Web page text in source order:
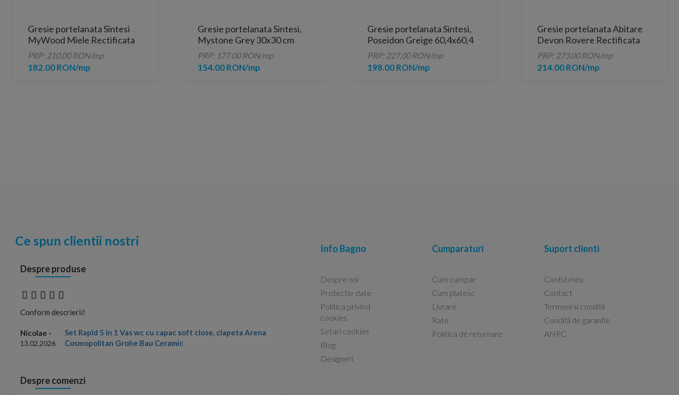
Gresie portelanata Sintesi
MyWood Miele Rectificata
80x20 cm
PRP: 210.00 RON/mp
182.00 RON/mp
Gresie portelanata Sintesi,
Mystone Grey 30x30 cm
PRP: 177.00 RON/mp
154.00 RON/mp
Gresie portelanata Sintesi,
Poseidon Greige 60,4x60,4
cm
PRP: 227.00 RON/mp
198.00 RON/mp
Gresie portelanata Abitare
Devon Rovere Rectificata
121x30
PRP: 273.00 RON/mp
214.00 RON/mp
Ce spun clientii nostri
Despre produse
Conform descrierii!
Nicolae -
13.02.2026
Set Rapid 5 in 1 Vas wc cu capac soft close, clapeta Arena
Cosmopolitan Grohe Bau Ceramic
Conform descrierii!
13.02.2026
Capacele Grohe sunt de bună calitate și se
Marius -08.02.2026
Despre comenzi
Info Bagno
Despre noi
Protectie date
Politica privind
cookies
Setari cookies
Blog
Designeri
Cumparaturi
Cum cumpar
Cum platesc
Livrare
Rate
Politica de returnare
Suport clienti
Contul meu
Contact
Termeni si conditii
Conditii de garantie
ANPC